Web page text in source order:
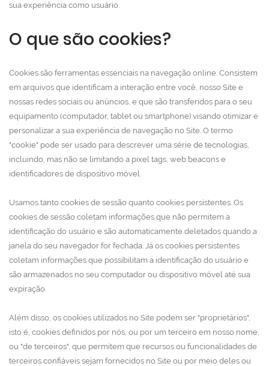
sua experiência como usuário.
O que são cookies?
Cookies são ferramentas essenciais na navegação online. Consistem
em arquivos que identificam a interação entre você, nosso Site e
nossas redes sociais ou anúncios, e que são transferidos para o seu
equipamento (computador, tablet ou smartphone) visando otimizar e
personalizar a sua experiência de navegação no Site. O termo
"cookie" pode ser usado para descrever uma série de tecnologias,
incluindo, mas não se limitando a pixel tags, web beacons e
identificadores de dispositivo móvel.
Usamos tanto cookies de sessão quanto cookies persistentes. Os
cookies de sessão coletam informações que não permitem a
identificação do usuário e são automaticamente deletados quando a
janela do seu navegador for fechada. Já os cookies persistentes
coletam informações que possibilitam a identificação do usuário e
são armazenados no seu computador ou dispositivo móvel até sua
expiração.
Além disso, os cookies utilizados no Site podem ser "proprietários",
isto é, cookies definidos por nós, ou por um terceiro em nosso nome,
ou "de terceiros", que permitem que recursos ou funcionalidades de
terceiros confiáveis sejam fornecidos no Site ou por meio deles ou